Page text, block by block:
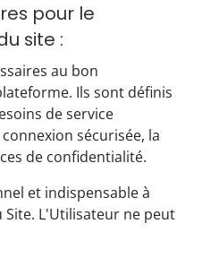
pour le
site :
au bon
Ils sont définis
de service
sécurisée, la
de confidentialité.
et indispensable à
L'Utilisateur ne peut